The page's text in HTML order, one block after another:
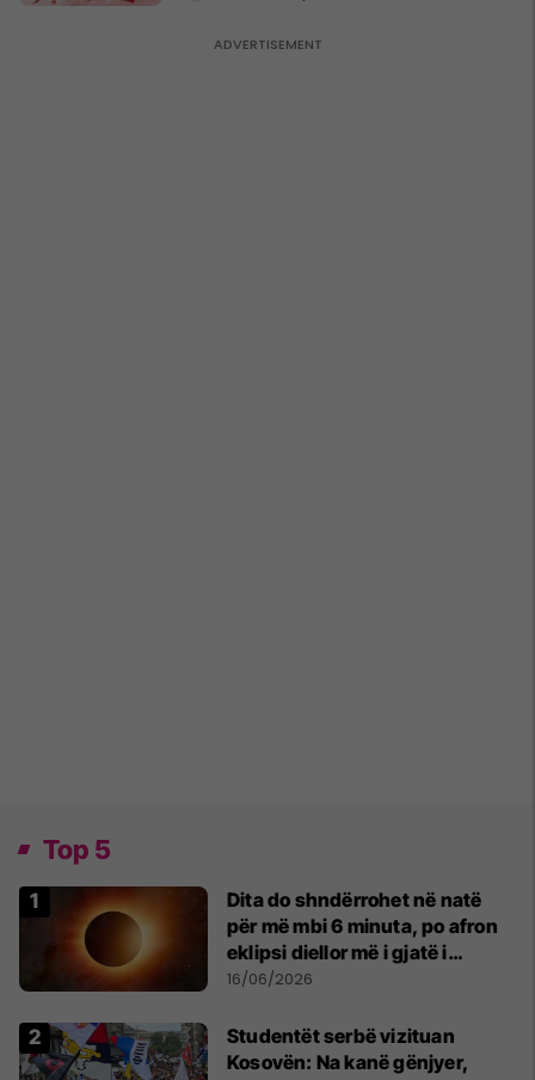
Top 5
Dita do shndërrohet në natë
për më mbi 6 minuta, po afron
eklipsi diellor më i gjatë i
shekullit të 21-të
16/06/2026
Studentët serbë vizituan
Kosovën: Na kanë gënjyer,